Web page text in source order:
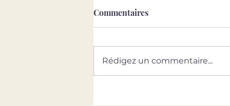
Commentaires
Rédigez un commentaire...